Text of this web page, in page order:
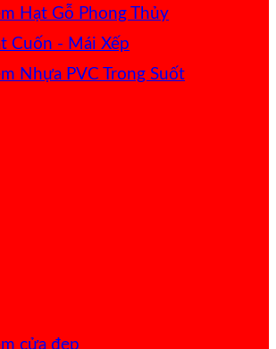
Hạt Gỗ Phong Thủy
Cuốn - Mái Xếp
Nhựa PVC Trong Suốt